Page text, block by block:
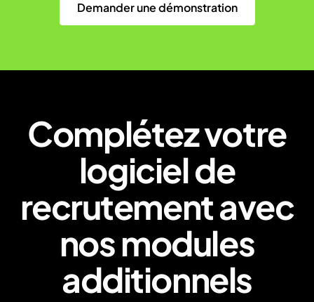
Demander une démonstration
Complétez votre
logiciel de
recrutement avec
nos modules
additionnels